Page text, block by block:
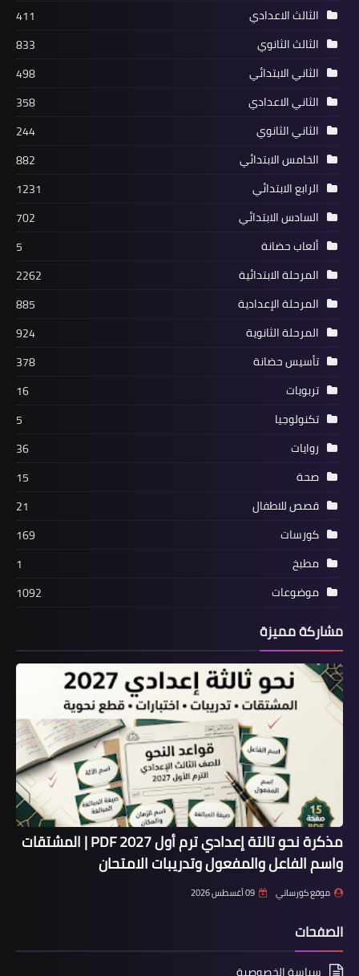
الثالث الاعدادي
411
الثالث الثانوي
833
الثاني الابتدائي
498
الثاني الاعدادي
358
الثاني الثانوي
244
الخامس الابتدائي
882
الرابع الابتدائي
1231
السادس الابتدائي
702
ألعاب حضانة
5
المرحلة الابتدائية
2262
المرحلة الإعدادية
885
المرحلة الثانوية
924
تأسيس حضانة
378
تربويات
16
تكنولوجيا
5
روايات
36
صحة
15
قصص للاطفال
21
كورسات
169
مطبخ
1
موضوعات
1092
مشاركة مميزة
مذكرة نحو تالتة إعدادي ترم أول 2027 PDF | المشتقات
واسم الفاعل والمفعول وتدريبات الامتحان
موقع كورساتي 09 أغسطس 2026
الصفحات